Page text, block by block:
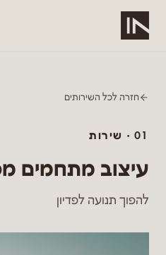
חזרה לכל השירותים
01 · שירות
עיצוב מתחמים
להפוך תנועה לפדיון